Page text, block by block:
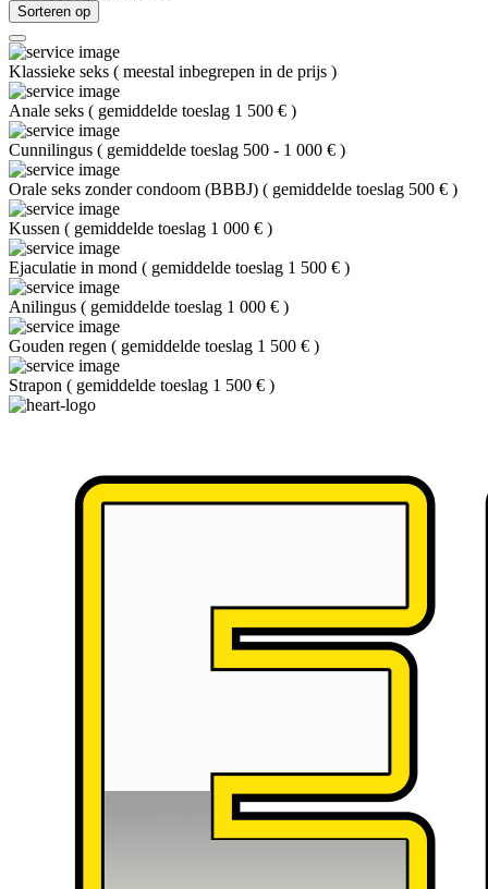
Sorteren op
Klassieke seks ( meestal inbegrepen in de prijs )
Anale seks ( gemiddelde toeslag 1 500 € )
Cunnilingus ( gemiddelde toeslag 500 - 1 000 € )
Orale seks zonder condoom (BBBJ) ( gemiddelde toeslag 500 € )
Kussen ( gemiddelde toeslag 1 000 € )
Ejaculatie in mond ( gemiddelde toeslag 1 500 € )
Anilingus ( gemiddelde toeslag 1 000 € )
Gouden regen ( gemiddelde toeslag 1 500 € )
Strapon ( gemiddelde toeslag 1 500 € )